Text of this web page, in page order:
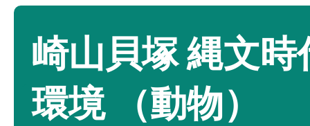
崎山貝塚 縄文時
環境 （動物）